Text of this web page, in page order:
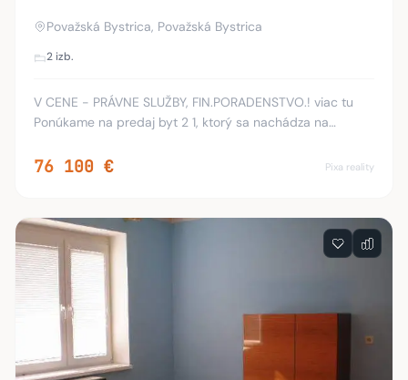
Považská Bystrica, Považská Bystrica
2 izb.
V CENE - PRÁVNE SLUŽBY, FIN.PORADENSTVO.! viac tu
Ponúkame na predaj byt 2 1, ktorý sa nachádza na
veľkých obývacích izieb, kuchyne so špajzou, p
76 100 € Pixa reality